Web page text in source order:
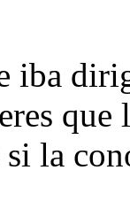
iba
la